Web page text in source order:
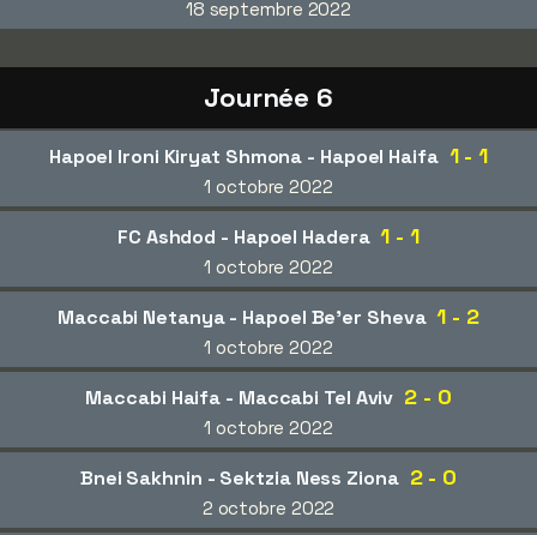
18 septembre 2022
Journée 6
Hapoel Ironi Kiryat Shmona - Hapoel Haifa 1 - 1
1 octobre 2022
FC Ashdod - Hapoel Hadera 1 - 1
1 octobre 2022
Maccabi Netanya - Hapoel Be'er Sheva 1 - 2
1 octobre 2022
Maccabi Haifa - Maccabi Tel Aviv 2 - 0
1 octobre 2022
Bnei Sakhnin - Sektzia Ness Ziona 2 - 0
2 octobre 2022